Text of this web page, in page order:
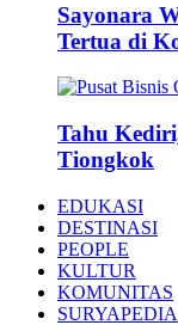
Sayonara
Tertua di
Tahu
Tiongkok
EDUKASI
DESTINASI
PEOPLE
KULTUR
KOMUNITAS
SURYAPEDIA